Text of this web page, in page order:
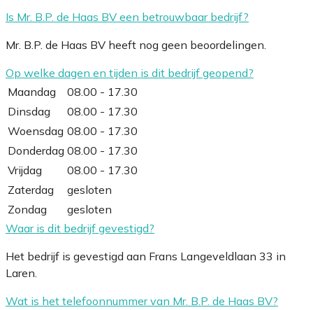
Is Mr. B.P. de Haas BV een betrouwbaar bedrijf?
Mr. B.P. de Haas BV heeft nog geen beoordelingen.
Op welke dagen en tijden is dit bedrijf geopend?
Maandag
08.00 - 17.30
Dinsdag
08.00 - 17.30
Woensdag 08.00 - 17.30
Donderdag 08.00 - 17.30
Vrijdag
08.00 - 17.30
Zaterdag
gesloten
Zondag
gesloten
Waar is dit bedrijf gevestigd?
Het bedrijf is gevestigd aan Frans Langeveldlaan 33 in
Laren.
Wat is het telefoonnummer van Mr. B.P. de Haas BV?